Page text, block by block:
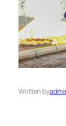
Written by